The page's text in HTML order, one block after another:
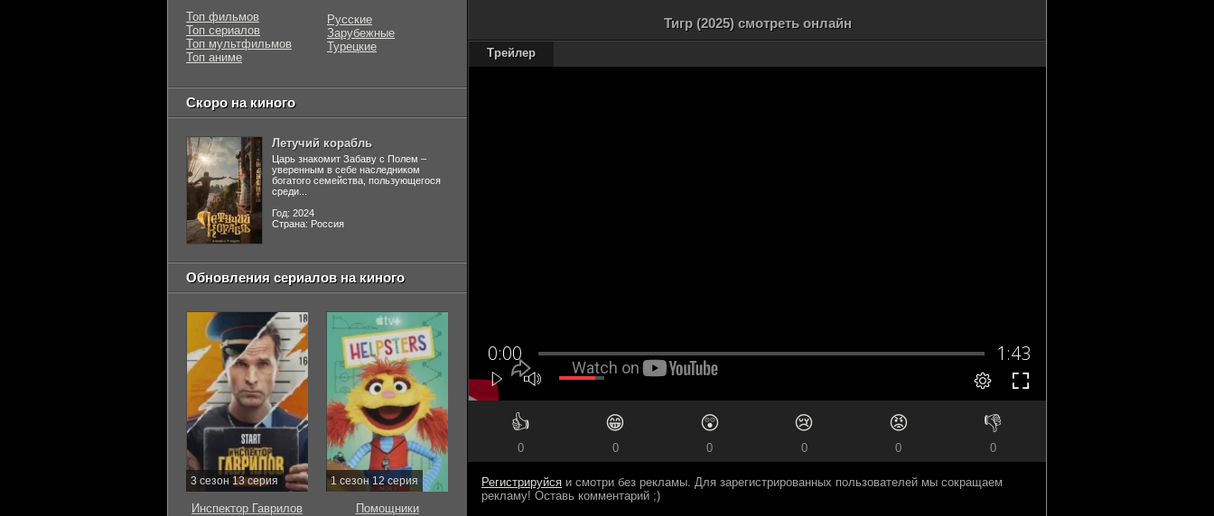
Тигр (2025) смотреть онлайн
Трейлер
👍
0
😁
0
😲
0
😢
0
😡
0
👎
0
Регистрируйся и смотри без рекламы. Для зарегистрированных пользователей мы сокращаем
рекламу! Оставь комментарий ;)
Топ фильмов
Топ сериалов
Топ мультфильмов
Топ аниме
Русские
Зарубежные
Турецкие
Скоро на киного
Летучий корабль
Царь знакомит Забаву с Полем –
уверенным в себе наследником
богатого семейства, пользующегося
среди...
Год: 2024
Страна: Россия
Обновления сериалов на киного
3 сезон 13 серия
Инспектор Гаврилов
1 сезон 12 серия
Помощники